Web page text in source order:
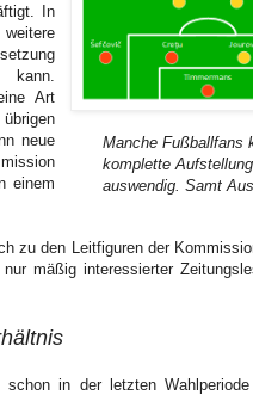
Manche Fußballfans
komplette
auswendig. Samt
In
weitere
Art
neue
einem
zu den Leitfiguren der
mäßig interessierter
schon in der letzten